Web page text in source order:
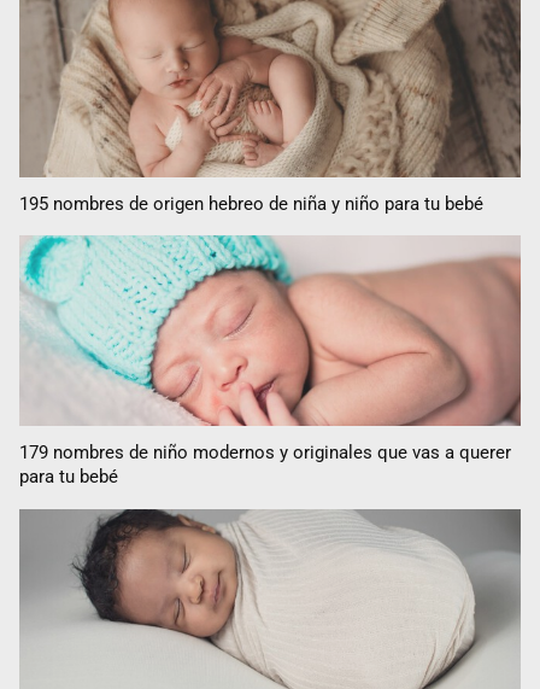
195 nombres de origen hebreo de niña y niño para tu bebé
179 nombres de niño modernos y originales que vas a querer
para tu bebé